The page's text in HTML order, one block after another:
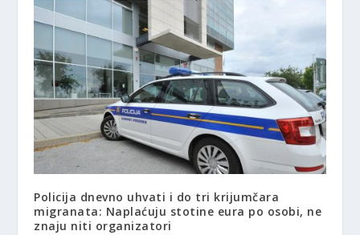
Policija dnevno uhvati i do tri krijumčara
migranata: Naplaćuju stotine eura po osobi, ne
znaju niti organizatori